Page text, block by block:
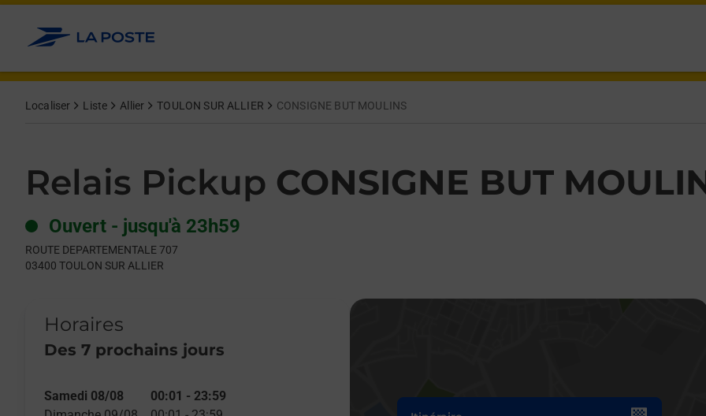
Allez au contenu
Localiser Liste Allier TOULON SUR ALLIER CONSIGNE BUT MOULINS
Relais Pickup CONSIGNE BUT
Ouvert - jusqu'à 23h59
ROUTE DEPARTEMENTALE 707
03400 TOULON SUR ALLIER
Horaires
Des 7 prochains jours
Day of the WeekHours
Samedi 08/08 00:01 - 23:59
Get directions to Relais Pickup at ROUTE DEPARTEMENTALE 707 TOULON SUR ALLIER,
lien s'ouvre dans un nouvel onglet